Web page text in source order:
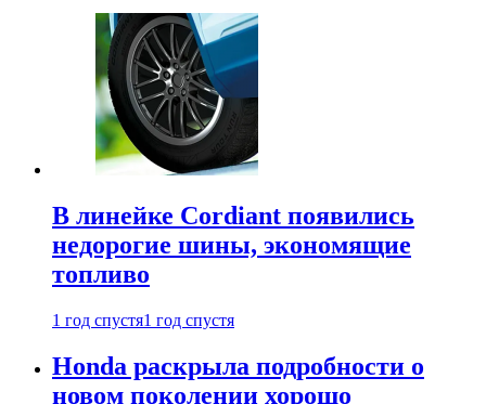
В линейке Cordiant появились
недорогие шины, экономящие
топливо
1 год спустя1 год спустя
Honda раскрыла подробности о
новом поколении хорошо